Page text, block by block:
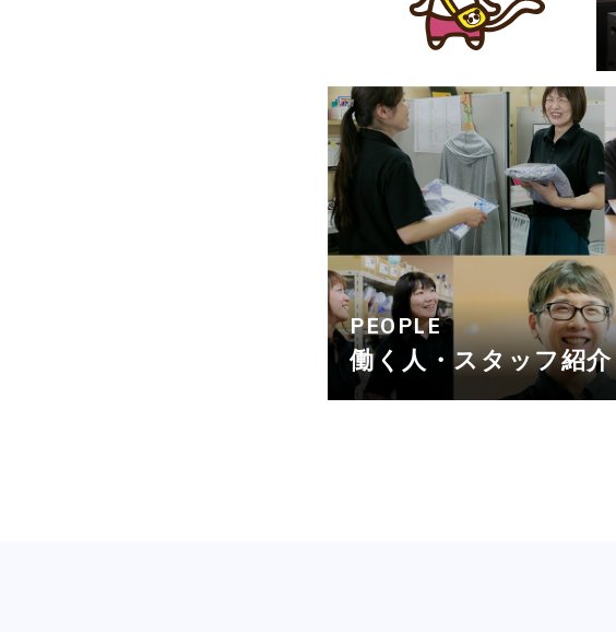
PEOPLE
働く人・スタッフ紹介